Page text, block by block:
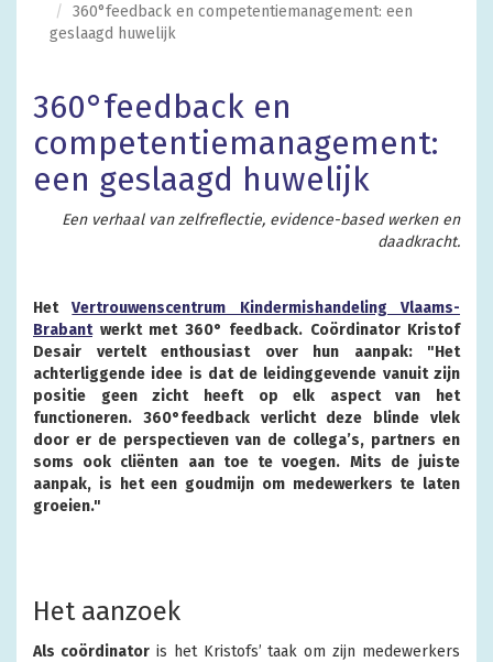
360°feedback en competentiemanagement: een
geslaagd huwelijk
360°feedback en
competentiemanagement:
een geslaagd huwelijk
Een verhaal van zelfreflectie, evidence-based werken en
daadkracht.
HetVertrouwenscentrum Kindermishandeling Vlaams-
Brabantwerkt met 360° feedback. Coördinator Kristof
Desair vertelt enthousiast over hun aanpak: "Het
achterliggende idee is dat de leidinggevende vanuit zijn
positie geen zicht heeft op elk aspect van het
functioneren. 360°feedback verlicht deze blinde vlek
door er de perspectieven van de collega’s, partners en
soms ook cliënten aan toe te voegen. Mits de juiste
aanpak, is het een goudmijn om medewerkers te laten
groeien."
Het aanzoek
Als coördinatoris het Kristofs’ taak om zijn medewerkers